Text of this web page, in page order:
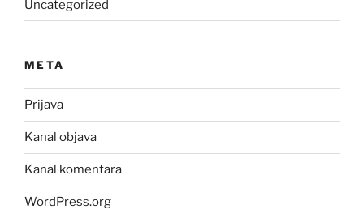
Uncategorized
META
Prijava
Kanal objava
Kanal komentara
WordPress.org